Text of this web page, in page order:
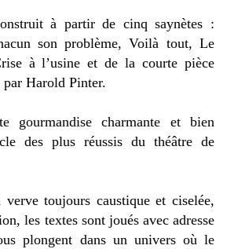
à partir de cinq saynètes :
son problème, Voilà tout, Le
à l’usine et de la courte pièce
par Harold Pinter.
gourmandise charmante et bien
des plus réussis du théâtre de
toujours caustique et ciselée,
les textes sont joués avec adresse
plongent dans un univers où le